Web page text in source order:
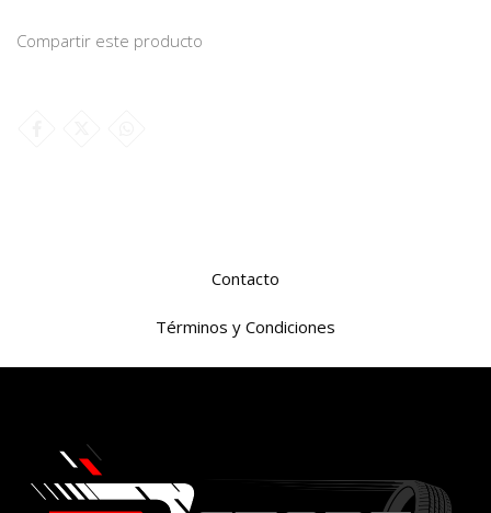
Compartir este producto
Contacto
Términos y Condiciones